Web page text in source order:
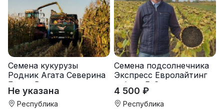
Семена кукурузы
Родник Агата Северина
Берта Вилора
Прохладненский Дарина
Росс Машук Катерина
Не указана
Республика
Семена подсолнечника
Экспресс Евролайтинг
гибрид F-G+
4 500 ₽
Республика